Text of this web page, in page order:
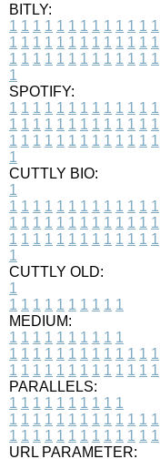
BITLY:
1 1 1 1 1 1 1 1 1 1 1 1 1
1 1 1 1 1 1 1 1 1 1 1 1 1
1 1 1 1 1 1 1 1 1 1 1 1 1
1
SPOTIFY:
1 1 1 1 1 1 1 1 1 1 1 1 1
1 1 1 1 1 1 1 1 1 1 1 1 1
1 1 1 1 1 1 1 1 1 1 1 1 1
1
CUTTLY BIO:
1
1 1 1 1 1 1 1 1 1 1 1 1 1
1 1 1 1 1 1 1 1 1 1 1 1 1
1 1 1 1 1 1 1 1 1 1 1 1 1
1
CUTTLY OLD:
1
1 1 1 1 1 1 1 1 1 1
MEDIUM:
1 1 1 1 1 1 1 1 1 1
1 1 1 1 1 1 1 1 1 1 1 1 1
1 1 1 1 1 1 1 1 1 1 1 1 1
PARALLELS:
1 1 1 1 1 1 1 1 1 1
1 1 1 1 1 1 1 1 1 1 1 1 1
1 1 1 1 1 1 1 1 1 1 1 1 1
URL PARAMETER: